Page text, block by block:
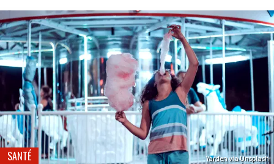
Yarden via Unsplash
SANTÉ